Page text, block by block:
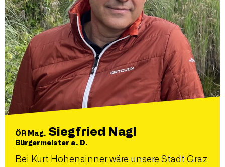
ÖR Mag. Siegfried Nagl
Bürgermeister a. D.
Bei Kurt Hohensinner wäre unsere Stadt Graz